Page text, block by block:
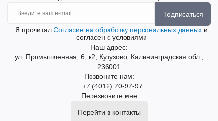
Подписаться
Я прочитал Согласие на обработку персональных данных и
согласен с условиями
Наш адрес:
ул. Промышленная, 6, к2, Кутузово, Калининградская обл.,
236001
Позвоните нам:
+7 (4012) 70-97-97
Перезвоните мне
Перейти в контакты